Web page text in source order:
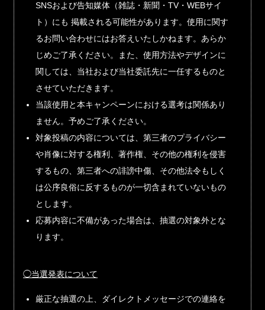
SNSおよび告知媒体（雑誌・新聞・TV・WEBサイ
ト）にも 掲載される可能性があります。使用に関す
るお問い合わせにはお答えいたしかねます。あらか
じめご了承ください。また、使用方法やデザインに
関しては、当社および当社委託先に一任するものと
させていただきます。
当該使用と本キャンペーンにおける選考は関係あり
ません。予めご了承ください。
対象投稿の内容については、第三者のプライバシー
や肖像に対する権利、著作権、その他の権利を侵害
するもの、第三者への誹謗中傷、その他法令もしく
は公序良俗に反するものが一切含まれていないもの
とします。
応募内容に不備があった場合は、抽選の対象外とな
ります。
◯当選発表について
厳正な抽選の上、ダイレクトメッセージでの連絡を